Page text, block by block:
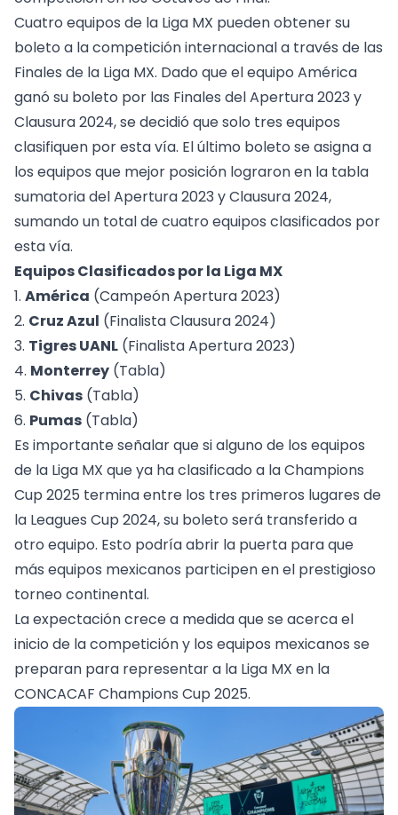
Cuatro equipos de la Liga MX pueden obtener su
boleto a la competición internacional a través de las
Finales de la Liga MX. Dado que el equipo América
ganó su boleto por las Finales del Apertura 2023 y
Clausura 2024, se decidió que solo tres equipos
clasifiquen por esta vía. El último boleto se asigna a
los equipos que mejor posición lograron en la tabla
sumatoria del Apertura 2023 y Clausura 2024,
sumando un total de cuatro equipos clasificados por
esta vía.
Equipos Clasificados por la Liga MX
1. América (Campeón Apertura 2023)
2. Cruz Azul (Finalista Clausura 2024)
3. Tigres UANL (Finalista Apertura 2023)
4. Monterrey (Tabla)
5. Chivas (Tabla)
6. Pumas (Tabla)
Es importante señalar que si alguno de los equipos
de la Liga MX que ya ha clasificado a la Champions
Cup 2025 termina entre los tres primeros lugares de
la Leagues Cup 2024, su boleto será transferido a
otro equipo. Esto podría abrir la puerta para que
más equipos mexicanos participen en el prestigioso
torneo continental.
La expectación crece a medida que se acerca el
inicio de la competición y los equipos mexicanos se
preparan para representar a la Liga MX en la
CONCACAF Champions Cup 2025.